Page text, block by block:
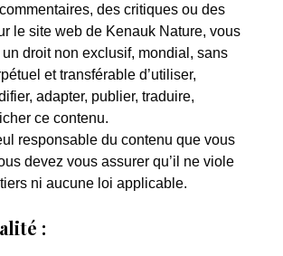
des critiques ou des
le site web de Kenauk Nature, vous
droit non exclusif, mondial, sans
et transférable d’utiliser,
adapter, publier, traduire,
ce contenu.
responsable du contenu que vous
devez vous assurer qu’il ne viole
ni aucune loi applicable.
: